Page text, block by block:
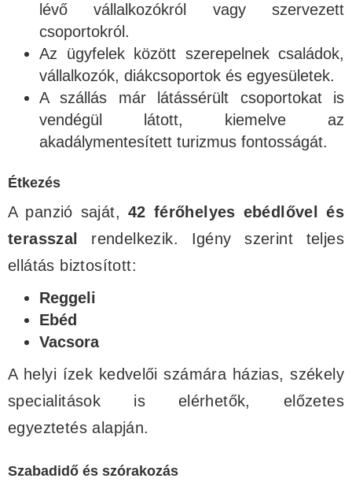
lévő vállalkozókról vagy szervezett
csoportokról.
Az ügyfelek között szerepelnek családok,
vállalkozók, diákcsoportok és egyesületek.
A szállás már látássérült csoportokat is
vendégül látott, kiemelve az
akadálymentesített turizmus fontosságát.
Étkezés
A panzió saját, 42 férőhelyes ebédlővel és
terasszal
rendelkezik. Igény szerint teljes
ellátás biztosított:
Reggeli
Ebéd
Vacsora
A helyi ízek kedvelői számára házias, székely
specialitások is elérhetők, előzetes
egyeztetés alapján.
Szabadidő és szórakozás